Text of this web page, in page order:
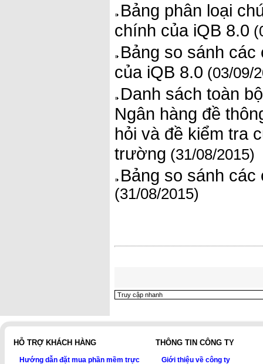
Bảng phân loại
chính của iQB 8.0
Bảng so sánh
của iQB 8.0 (03/09/
Danh sách toàn
Ngân hàng đề
hỏi và đề kiểm tra
trường (31/08/2015)
Bảng so sánh
(31/08/2015)
HỖ TRỢ KHÁCH HÀNG
Hướng dẫn đặt mua phần mềm trực
THÔNG TIN CÔNG TY
Giới thiệu về công ty